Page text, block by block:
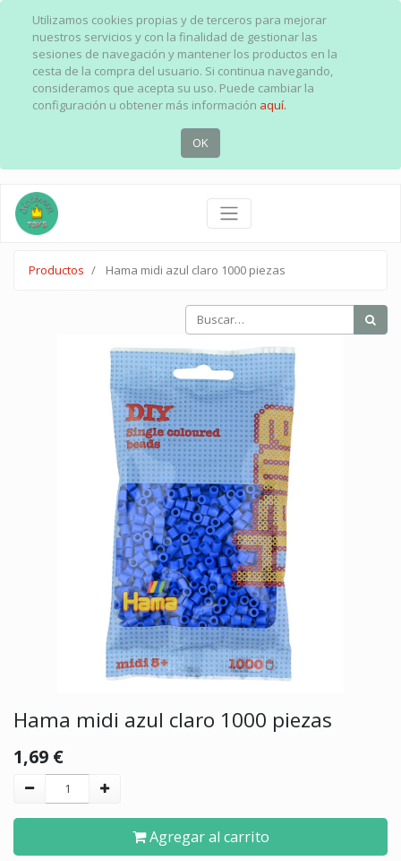
Utilizamos cookies propias y de terceros para mejorar
nuestros servicios y con la finalidad de gestionar las
sesiones de navegación y mantener los productos en la
cesta de la compra del usuario. Si continua navegando,
consideramos que acepta su uso. Puede cambiar la
configuración u obtener más información aquí.
OK
Productos Hama midi azul claro 1000 piezas
Hama midi azul claro 1000 piezas
1,69 €
Agregar al carrito